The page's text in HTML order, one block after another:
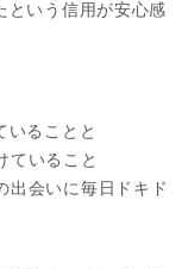
という信用が安心感
いることと
ていること
出会いに毎日ドキド